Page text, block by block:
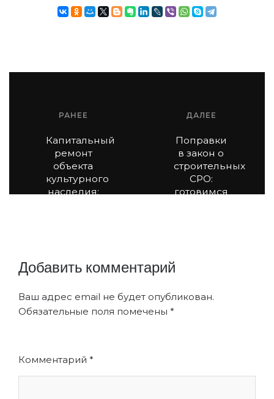
РАНЕЕ
Капитальный
ремонт
объекта
культурного
наследия:
ДАЛЕЕ
Поправки
в закон о
строительных
СРО:
готовимся
Добавить комментарий
Ваш адрес email не будет опубликован.
Обязательные поля помечены *
Комментарий *